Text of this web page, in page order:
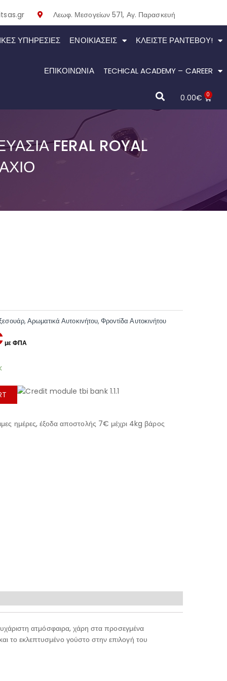
Λεωφ. Μεσογείων 571, Αγ. Παρασκευή
ΥΠΗΡΕΣΙΕΣ ΕΝΟΙΚΙΆΣΕΙΣ ΚΛΕΊΣΤΕ ΡΑΝΤΕΒΟΎ!
ΕΠΙΚΟΙΝΩΝΙΑ TECHICAL ACADEMY – CAREER
0.00€ 0
FERAL ROYAL
, Αρωματικά Αυτοκινήτου,Φροντίδα Αυτοκινήτου
ημέρες, έξοδα αποστολής 7€ μέχρι 4kg βάρος
ατμόσφαιρα, χάρη στα προσεγμένα
το εκλεπτυσμένο γούστο στην επιλογή του